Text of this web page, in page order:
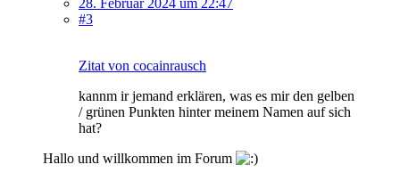
#3
Zitat von cocainrausch
kannm ir jemand erklären, was es mir den gelben
/ grünen Punkten hinter meinem Namen auf sich
hat?
Hallo und willkommen im Forum